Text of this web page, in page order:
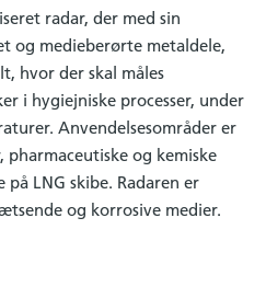
radar, der med sin
og medieberørte metaldele,
hvor der skal måles
i hygiejniske processer, under
Anvendelsesområder er
pharmaceutiske og kemiske
LNG skibe. Radaren er
og korrosive medier.